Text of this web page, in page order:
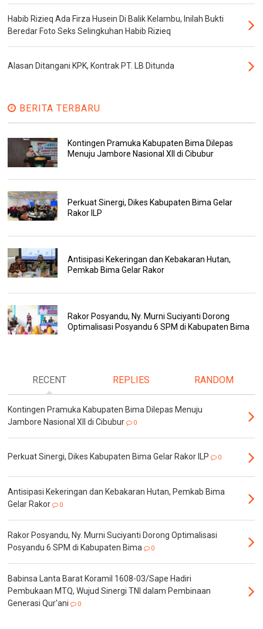
Habib Rizieq Ada Firza Husein Di Balik Kelambu, Inilah Bukti
Beredar Foto Seks Selingkuhan Habib Rizieq
Alasan Ditangani KPK, Kontrak PT. LB Ditunda
BERITA TERBARU
Kontingen Pramuka Kabupaten Bima Dilepas
Menuju Jambore Nasional XII di Cibubur
Perkuat Sinergi, Dikes Kabupaten Bima Gelar
Rakor ILP
Antisipasi Kekeringan dan Kebakaran Hutan,
Pemkab Bima Gelar Rakor
Rakor Posyandu, Ny. Murni Suciyanti Dorong
Optimalisasi Posyandu 6 SPM di Kabupaten Bima
RECENT REPLIES RANDOM
Kontingen Pramuka Kabupaten Bima Dilepas Menuju
Jambore Nasional XII di Cibubur
0
Perkuat Sinergi, Dikes Kabupaten Bima Gelar Rakor ILP 0
Antisipasi Kekeringan dan Kebakaran Hutan, Pemkab Bima
Gelar Rakor
0
Rakor Posyandu, Ny. Murni Suciyanti Dorong Optimalisasi
Posyandu 6 SPM di Kabupaten Bima
0
Babinsa Lanta Barat Koramil 1608-03/Sape Hadiri
Pembukaan MTQ, Wujud Sinergi TNI dalam Pembinaan
Generasi Qur'ani
0